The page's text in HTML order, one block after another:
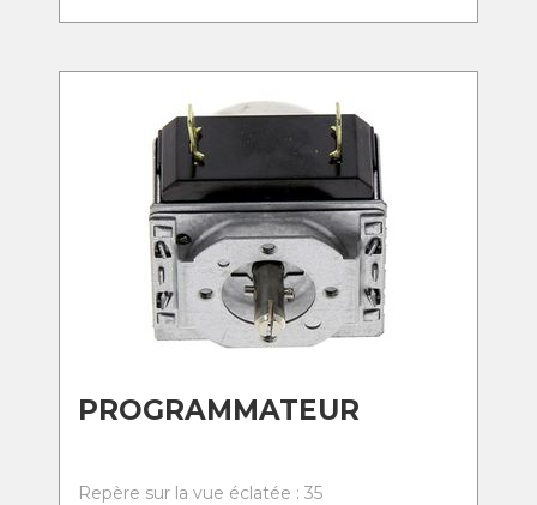
PROGRAMMATEUR
Repère sur la vue éclatée : 35